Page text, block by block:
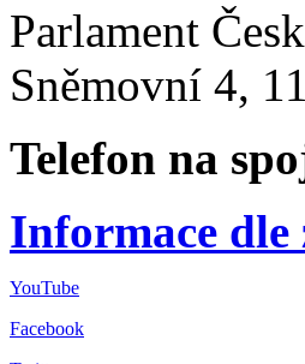
Parlament
Sněmovní 4,
Telefon na
Informace dle
YouTube
Facebook